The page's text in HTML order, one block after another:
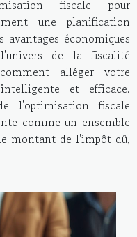
fiscale pour
une planification
avantages économiques
de la fiscalité
alléger votre
et efficace.
l'optimisation fiscale
comme un ensemble
montant de l'impôt dû,